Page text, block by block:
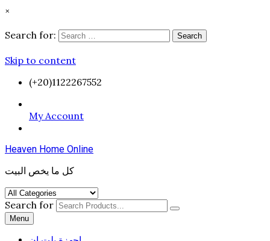
×
Search for:
Search
Skip to content
(+20)1122267552
My Account
Heaven Home Online
كل ما يخص البيت
Search for
Menu